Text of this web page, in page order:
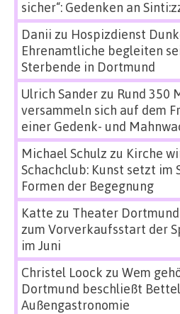
sicher“: Gedenken an
Danii zu Hospizdienst
Ehrenamtliche begleiten
Sterbende in Dortmund
Ulrich Sanderzu Rund 350
versammeln sich auf dem
einer Gedenk- und
Michael Schulz zu Kirche
Schachclub: Kunst setzt im
Formen der Begegnung
Katte zu Theater
zum Vorverkaufsstart der
im Juni
Christel Loock zu Wem
Dortmund beschließt
Außengastronomie